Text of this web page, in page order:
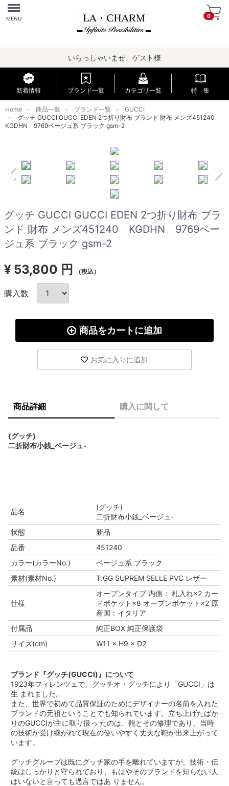
Menu
MENU 0
いらっしゃいませ、ゲスト様
新着情報 ブランド一覧 カテゴリ一覧 特 集
Home 商品一覧 ブランド一覧
GUCCI
グッチ GUCCI GUCCI EDEN 2つ折り財布 ブランド 財布 メンズ451240
KGDHN 9769ベージュ系 ブラック gsm-2
グッチ GUCCI GUCCI EDEN 2つ折り財布 ブラ
ンド 財布 メンズ451240 KGDHN 9769ベー
ジュ系 ブラック gsm-2
¥ 53,800 円 （税込）
購入数
商品をカートに追加
お気に入りに追加
商品詳細 購入に関して
(グッチ)
二折財布小銭_ベージュ-
品名
(グッチ)
二折財布小銭_ベージュ-
状態
新品
品番
451240
カラー(カラーNo.)
ベージュ系 ブラック
素材(素材No.)
T.GG SUPREM SELLE PVC レザー
仕様
オープンタイプ 内側： 札入れ×2 カー
ドポケット×8 オープンポケット×2 原
産国：イタリア
付属品
純正BOX 純正保護袋
サイズ(cm)
W11 × H9 × D2
ブランド『グッチ(GUCCI)』について
1923年フィレンツェで、グッチオ・グッチにより「GUCCI」は
生 まれました。
また、世界で初めて品質保証のためにデザイナーの名前を入れた
ブランドの元祖ということでも知られています。立ち上げたばか
りのGUCCIが主に取り扱っ たのは、鞄とその修理であり、当時
の技術が受け継がれて現在の使いやすく丈夫な鞄が出来上がって
います。
グッチグループは既にグッチ家の手を離れていますが、技術・伝
統はしっかりと守られており、もはやそのブランドを知らない人
はいないと言っても過言ではあ りません。